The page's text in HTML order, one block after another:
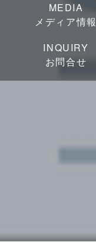
MEDIA
メディア情報
INQUIRY
お問合せ